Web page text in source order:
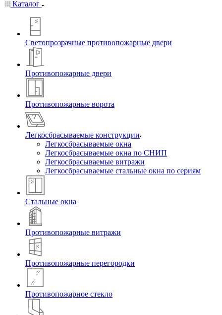
Каталог
Светопрозрачные противопожарные двери
Противопожарные двери
Противопожарные ворота
Легкосбрасываемые конструкции
Легкосбрасываемые окна
Легкосбрасываемые окна по СНИП
Легкосбрасываемые витражи
Легкосбрасываемые стальные окна по сериям
Стальные окна
Противопожарные витражи
Противопожарные перегородки
Противопожарное стекло